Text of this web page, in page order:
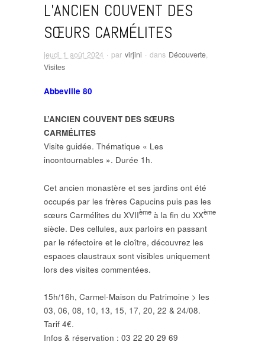
L’ANCIEN COUVENT DES
SŒURS CARMÉLITES
jeudi 1 août 2024 · par virjini · dans Découverte,
Visites
Abbeville 80
L’ANCIEN COUVENT DES SŒURS
CARMÉLITES
Visite guidée. Thématique « Les
incontournables ». Durée 1h.
Cet ancien monastère et ses jardins ont été
occupés par les frères Capucins puis pas les
sœurs Carmélites du XVIIème à la fin du XXème
siècle. Des cellules, aux parloirs en passant
par le réfectoire et le cloître, découvrez les
espaces claustraux sont visibles uniquement
lors des visites commentées.
15h/16h, Carmel-Maison du Patrimoine > les
03, 06, 08, 10, 13, 15, 17, 20, 22 & 24/08.
Tarif 4€.
Infos & réservation : 03 22 20 29 69